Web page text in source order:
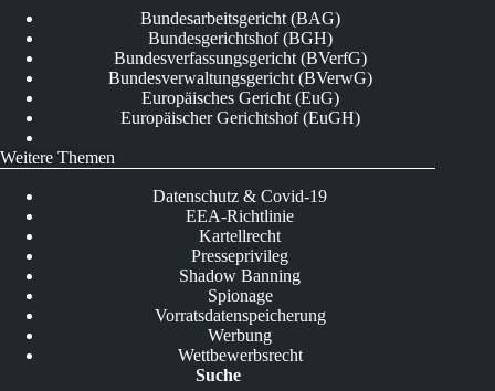
Bundesarbeitsgericht (BAG)
Bundesgerichtshof (BGH)
Bundesverfassungsgericht (BVerfG)
Bundesverwaltungsgericht (BVerwG)
Europäisches Gericht (EuG)
Europäischer Gerichtshof (EuGH)
Weitere Themen
Datenschutz & Covid-19
EEA-Richtlinie
Kartellrecht
Presseprivileg
Shadow Banning
Spionage
Vorratsdatenspeicherung
Werbung
Wettbewerbsrecht
Suche